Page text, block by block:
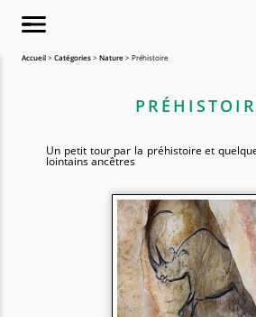
Accueil> Catégories> Nature> Préhistoire
Un petit tour par la préhistoire et
lointains ancêtres